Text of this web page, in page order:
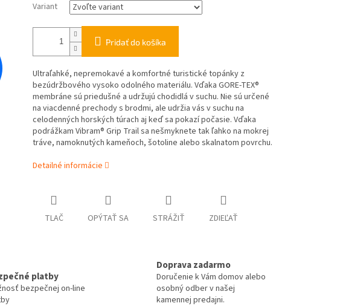
Variant
Pridať do košíka
Ultraľahké, nepremokavé a komfortné turistické topánky z
bezúdržbového vysoko odolného materiálu. Vďaka GORE-TEX®
membráne sú priedušné a udržujú chodidlá v suchu. Nie sú určené
na viacdenné prechody s brodmi, ale udržia vás v suchu na
celodenných horských túrach aj keď sa pokazí počasie. Vďaka
podrážkam Vibram® Grip Trail sa nešmyknete tak ľahko na mokrej
tráve, namoknutých kameňoch, šotoline alebo skalnatom povrchu.
Detailné informácie
TLAČ OPÝTAŤ SA STRÁŽIŤ ZDIEĽAŤ
platby
bezpečnej on-line
Doprava zadarmo
Doručenie k Vám domov alebo
osobný odber v našej
kamennej predajni.